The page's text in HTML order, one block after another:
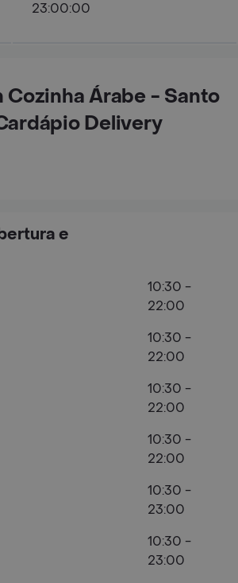
23:00:00
Cozinha Árabe - Santo
Delivery
e
10:30 -
22:00
10:30 -
22:00
10:30 -
22:00
10:30 -
22:00
10:30 -
23:00
10:30 -
23:00